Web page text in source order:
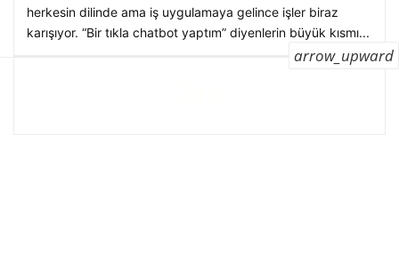
herkesin dilinde ama iş uygulamaya gelince işler biraz
karışıyor. “Bir tıkla chatbot yaptım” diyenlerin büyük kısmı...
arrow_upward